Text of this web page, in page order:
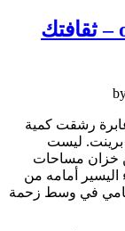
in
fleshour culture obscured the light – ثقافتك
رشقت كمية
برينت. ليست
خزان مساحات
اليسير أمامه من
في وسط زحمة